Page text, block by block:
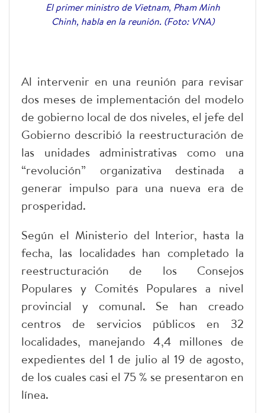
El primer ministro de Vietnam, Pham Minh
Chinh, habla en la reunión. (Foto: VNA)
Al intervenir en una reunión para revisar
dos meses de implementación del modelo
de gobierno local de dos niveles, el jefe del
Gobierno describió la reestructuración de
las unidades administrativas como una
“revolución” organizativa destinada a
generar impulso para una nueva era de
prosperidad.
Según el Ministerio del Interior, hasta la
fecha, las localidades han completado la
reestructuración de los Consejos
Populares y Comités Populares a nivel
provincial y comunal. Se han creado
centros de servicios públicos en 32
localidades, manejando 4,4 millones de
expedientes del 1 de julio al 19 de agosto,
de los cuales casi el 75 % se presentaron en
línea.